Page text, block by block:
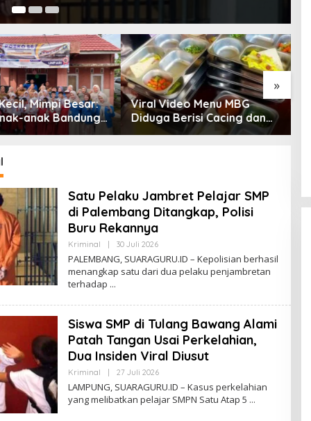
»
Menu MBG
Cacing dan
Musi Rawas
Buwas: Sertifikat Pramuka
Garuda Bisa Jadi Jalur
Khusus Masuk TNI, Polri,
Satu Pelaku Jambret Pelajar SMP
di Palembang Ditangkap, Polisi
Buru Rekannya
Kriminal 30 Juli 2026O
L
E
H
F
A
S
Y
A
H
A
S
PALEMBANG, SUARAGURU.ID – Kepolisian berhasil
menangkap satu dari dua pelaku penjambretan
terhadap
Siswa SMP di Tulang Bawang Alami
Patah Tangan Usai Perkelahian,
Dua Insiden Viral Diusut
Kriminal 27 Juli 2026O
L
E
H
LAMPUNG, SUARAGURU.ID – Kasus perkelahian
yang melibatkan pelajar SMPN Satu Atap 5